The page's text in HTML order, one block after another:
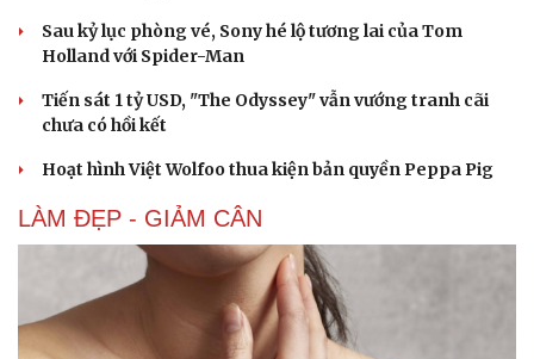
Tư vấn
Săn Tour
check-in
Câu chuyện thời sự
Kể chuyện cho bé
Hạt giống tâm hồn
Sau kỷ lục phòng vé, Sony hé lộ tương lai của Tom
Holland với Spider-Man
Tiến sát 1 tỷ USD, "The Odyssey" vẫn vướng tranh cãi
chưa có hồi kết
Hoạt hình Việt Wolfoo thua kiện bản quyền Peppa Pig
LÀM ĐẸP - GIẢM CÂN